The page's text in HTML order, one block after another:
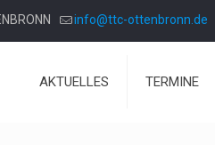
info@ttc-ottenbronn.de
AKTUELLES TERMINE